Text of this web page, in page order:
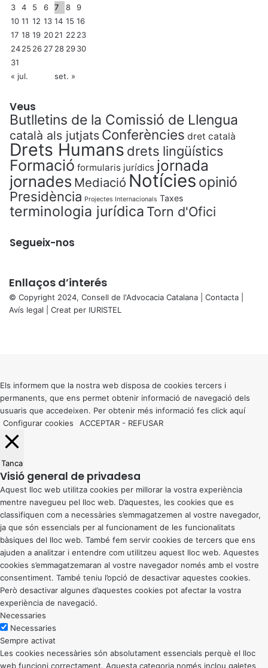
3
4 5 6 7 8
9
10 11 12 13 14 15 16
17 18 19 2021 22 23
2425 26 27 28 2930
31
« jul.
set. »
Veus
Butlletins de la Comissió de Llengua
català als jutjats Conferències dret català
Drets Humans drets lingüístics
Formació formularis jurídics jornada
jornades Mediació Notícies opinió
Presidència Projectes Internacionals Taxes
terminologia jurídica Torn d'Ofici
Segueix-nos
Enllaços d’interés
© Copyright 2024, Consell de l'Advocacia Catalana | Contacta
Avís legal | Creat per IURISTEL
button
Els informem que la nostra web disposa de cookies tercers i
permanents, que ens permet obtenir informació de navegació dels
usuaris que accedeixen. Per obtenir més informació fes click aquí
Configurar cookies
ACCEPTAR - REFUSAR
Tanca
Visió general de privadesa
Aquest lloc web utilitza cookies per millorar la vostra experiència
mentre navegueu pel lloc web. D’aquestes, les cookies que es
classifiquen com a necessàries s’emmagatzemen al vostre navegador,
ja que són essencials per al funcionament de les funcionalitats
bàsiques del lloc web. També fem servir cookies de tercers que ens
ajuden a analitzar i entendre com utilitzeu aquest lloc web. Aquestes
cookies s’emmagatzemaran al vostre navegador només amb el vostre
consentiment. També teniu l’opció de desactivar aquestes cookies.
Però desactivar algunes d’aquestes cookies pot afectar la vostra
experiència de navegació.
Necessaries
Necessaries
Sempre activat
Les cookies necessàries són absolutament essencials perquè el lloc
web funcioni correctament. Aquesta categoria només inclou galetes